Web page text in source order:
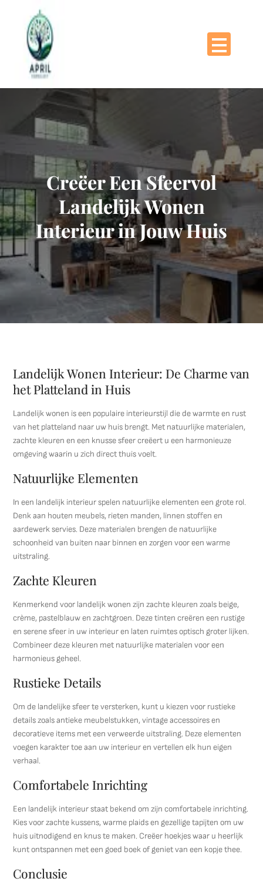
Creëer Een Sfeervol
Landelijk Wonen
Interieur in Jouw Huis
Landelijk Wonen Interieur: De Charme van
het Platteland in Huis
Landelijk wonen is een populaire interieurstijl die de warmte en rust
van het platteland naar uw huis brengt. Met natuurlijke materialen,
zachte kleuren en een knusse sfeer creëert u een harmonieuze
omgeving waarin u zich direct thuis voelt.
Natuurlijke Elementen
In een landelijk interieur spelen natuurlijke elementen een grote rol.
Denk aan houten meubels, rieten manden, linnen stoffen en
aardewerk servies. Deze materialen brengen de natuurlijke
schoonheid van buiten naar binnen en zorgen voor een warme
uitstraling.
Zachte Kleuren
Kenmerkend voor landelijk wonen zijn zachte kleuren zoals beige,
crème, pastelblauw en zachtgroen. Deze tinten creëren een rustige
en serene sfeer in uw interieur en laten ruimtes optisch groter lijken.
Combineer deze kleuren met natuurlijke materialen voor een
harmonieus geheel.
Rustieke Details
Om de landelijke sfeer te versterken, kunt u kiezen voor rustieke
details zoals antieke meubelstukken, vintage accessoires en
decoratieve items met een verweerde uitstraling. Deze elementen
voegen karakter toe aan uw interieur en vertellen elk hun eigen
verhaal.
Comfortabele Inrichting
Een landelijk interieur staat bekend om zijn comfortabele inrichting.
Kies voor zachte kussens, warme plaids en gezellige tapijten om uw
huis uitnodigend en knus te maken. Creëer hoekjes waar u heerlijk
kunt ontspannen met een goed boek of geniet van een kopje thee.
Conclusie